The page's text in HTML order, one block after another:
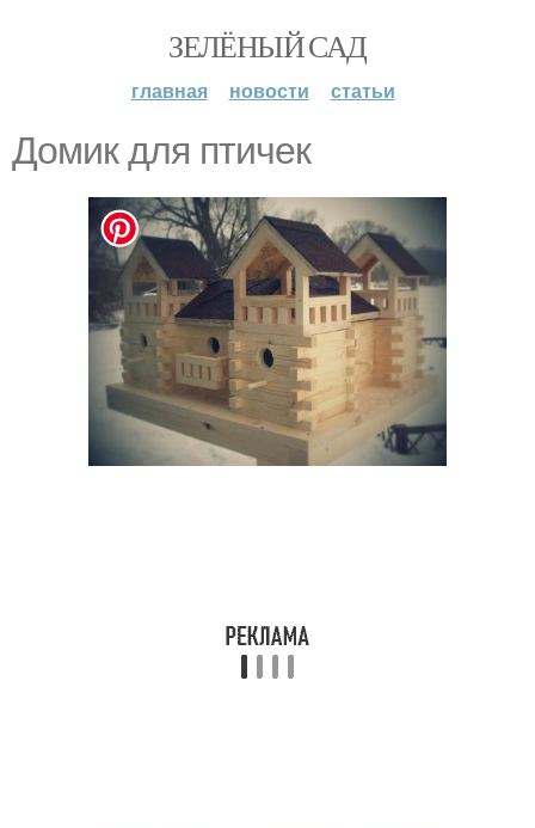
ЗЕЛЁНЫЙ САД
главная новости статьи
Домик для птичек